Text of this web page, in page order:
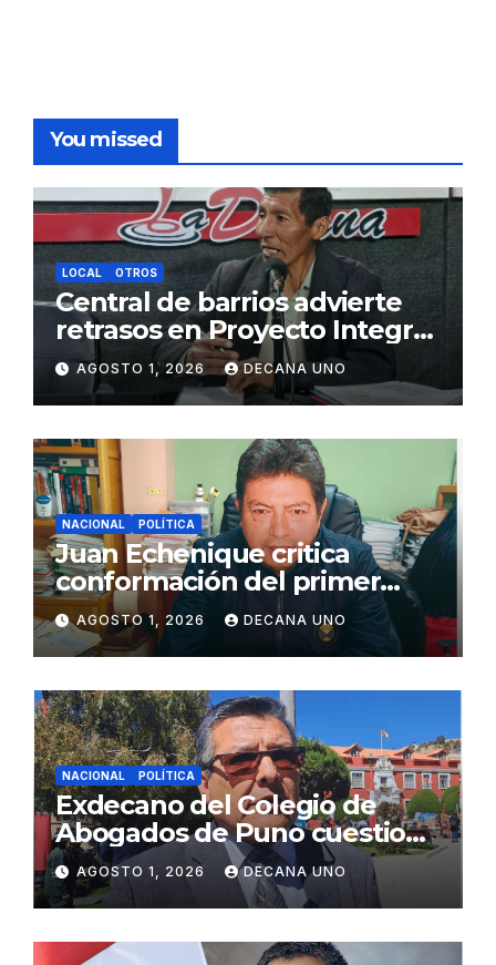
You missed
LOCAL OTROS
Central de barrios advierte
retrasos en Proyecto Integral
de Agua y Alcantarillado para
Juliaca
AGOSTO 1, 2026 DECANA UNO
NACIONAL POLÍTICA
Juan Echenique critica
conformación del primer
gabinete ministerial de Keiko
Fujimori
AGOSTO 1, 2026 DECANA UNO
NACIONAL POLÍTICA
Exdecano del Colegio de
Abogados de Puno cuestiona
propuestas sobre seguridad
ciudadana
AGOSTO 1, 2026 DECANA UNO